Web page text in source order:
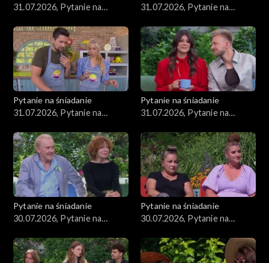
31.07.2026, Pytanie na
31.07.2026, Pytanie na
Pytanie na śniadanie
31.07.2026, Pytanie na
Pytanie na śniadanie
31.07.2026, Pytanie na
Pytanie na śniadanie
30.07.2026, Pytanie na
Pytanie na śniadanie
30.07.2026, Pytanie na